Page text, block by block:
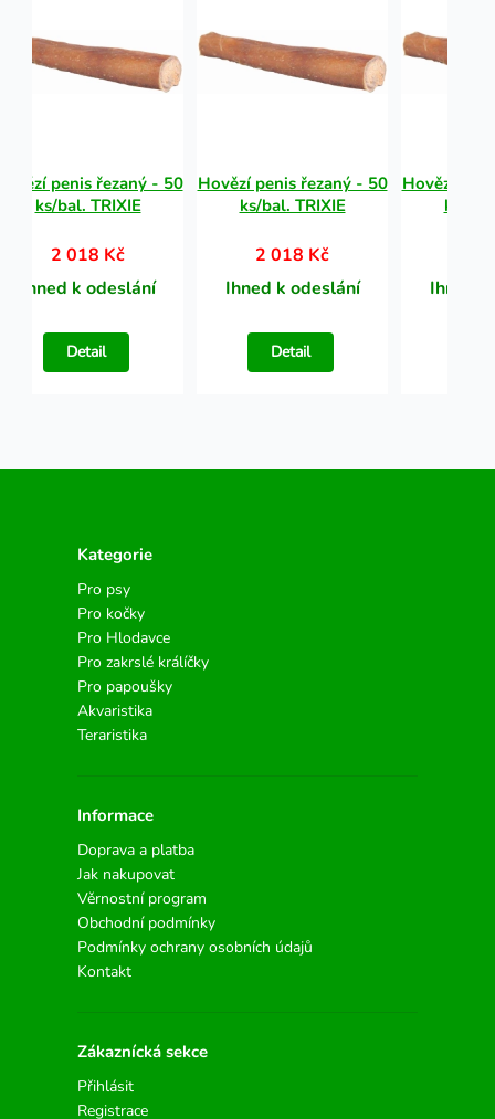
penis řezaný - 50
ks/bal. TRIXIE
2 018 Kč
Ihned k odeslání
Detail
Hovězí penis řezaný - 50
ks/bal. TRIXIE
2 018 Kč
Ihned k odeslání
Detail
Hovězí
ks/
Ihned
Kategorie
Pro psy
Pro kočky
Pro Hlodavce
Pro zakrslé králíčky
Pro papoušky
Akvaristika
Teraristika
Informace
Doprava a platba
Jak nakupovat
Věrnostní program
Obchodní podmínky
Podmínky ochrany osobních údajů
Kontakt
Zákaznícká sekce
Přihlásit
Registrace